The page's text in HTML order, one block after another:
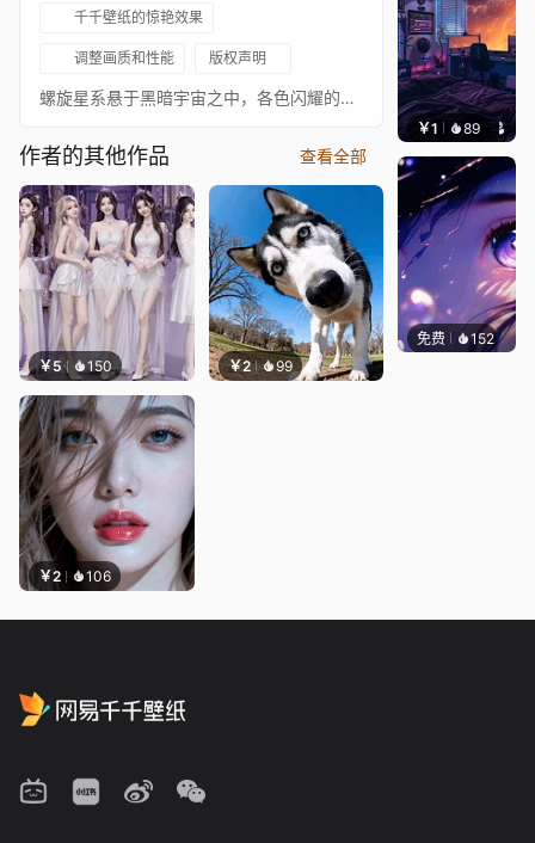
千千壁纸的惊艳效果
调整画质和性能 版权声明
螺旋星系悬于黑暗宇宙之中，各色闪耀的宝石散落在星系周边，点缀点点星光，呈现出梦幻华丽的宇宙景象。
作者的其他作品 查看全部
￥5 150 ￥2 99
￥2 106
￥1 89 叮叮
免费 152星梦